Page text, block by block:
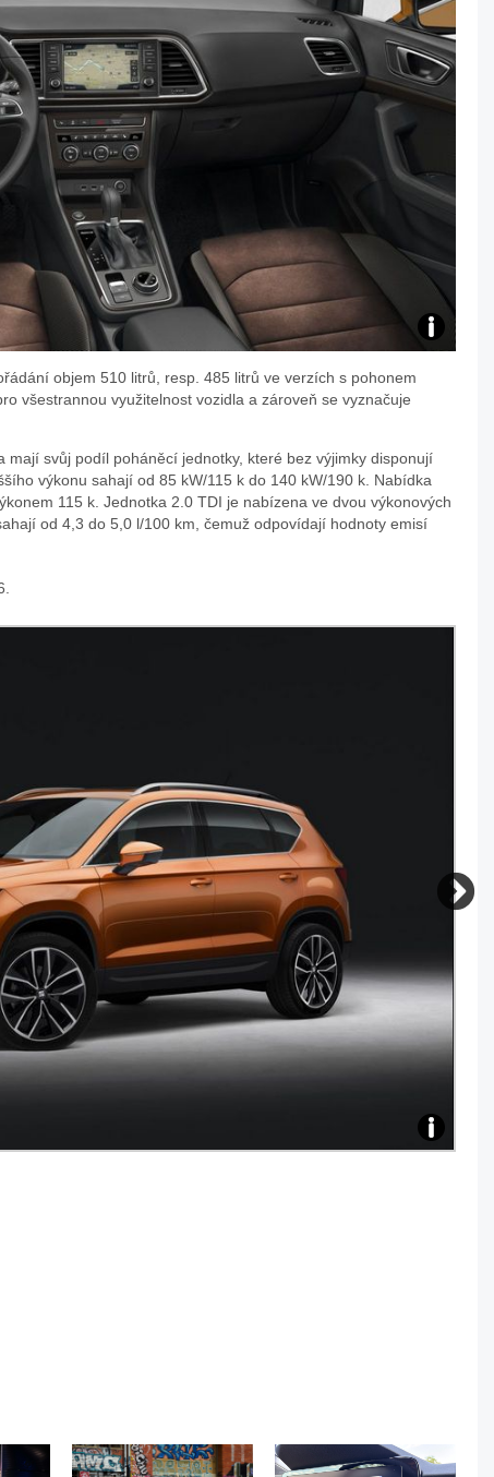
Zdroj:
Seat
objem 510 litrů, resp. 485 litrů ve verzích s pohonem
všestrannou využitelnost vozidla a zároveň se vyznačuje
mají svůj podíl poháněcí jednotky, které bez výjimky disponují
výkonu sahají od 85 kW/115 k do 140 kW/190 k. Nabídka
115 k. Jednotka 2.0 TDI je nabízena ve dvou výkonových
od 4,3 do 5,0 l/100 km, čemuž odpovídají hodnoty emisí
Zdroj: